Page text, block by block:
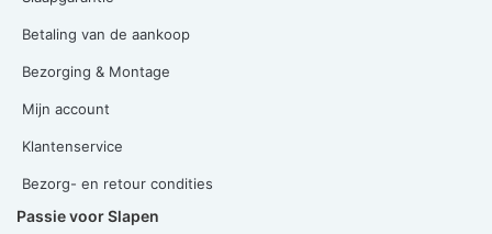
Betaling van de aankoop
Bezorging & Montage
Mijn account
Klantenservice
Bezorg- en retour condities
Passie voor Slapen